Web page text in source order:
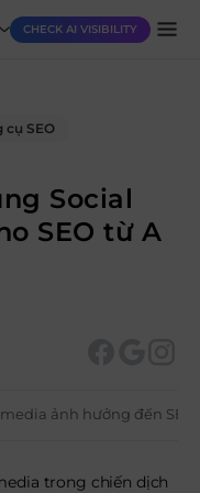
CHECK AI VISIBILITY
cụ SEO
Social
SEO từ A
ảnh hưởng đến
trong chiến dịch